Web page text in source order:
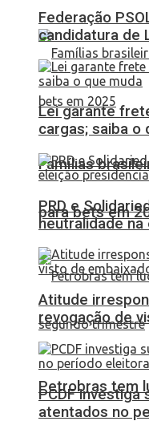
Famílias
para bets em
Petrobras tem
Federação
candidatura de
Lei garante
cargas; saiba o
PRD e
neutralidade
Atitude
revogação de
PCDF investiga
atentados no